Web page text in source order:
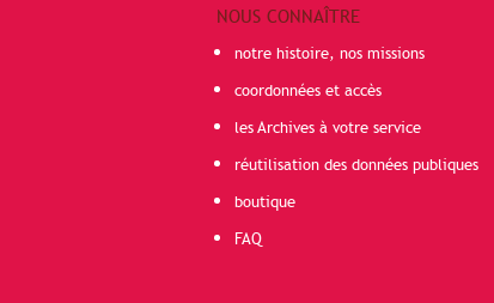
NOUS CONNAÎTRE
notre histoire, nos missions
coordonnées et accès
les Archives à votre service
réutilisation des données publiques
boutique
FAQ